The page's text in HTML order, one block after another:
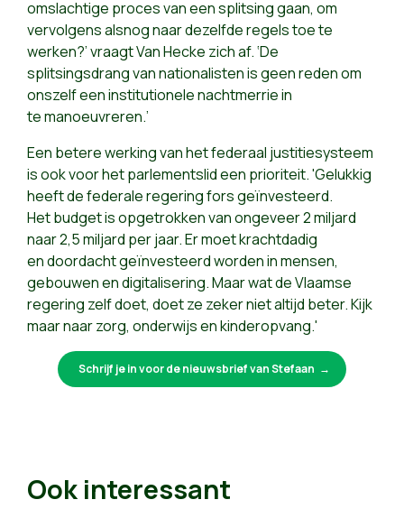
omslachtige proces van een splitsing gaan, om
vervolgens alsnog naar dezelfde regels toe te
werken?’ vraagt Van Hecke zich af. ‘De
splitsingsdrang van nationalisten is geen reden om
onszelf een institutionele nachtmerrie in
te manoeuvreren.’
Een betere werking van het federaal justitiesysteem
is ook voor het parlementslid een prioriteit. 'Gelukkig
heeft de federale regering fors geïnvesteerd.
Het budget is opgetrokken van ongeveer 2 miljard
naar 2,5 miljard per jaar. Er moet krachtdadig
en doordacht geïnvesteerd worden in mensen,
gebouwen en digitalisering. Maar wat de Vlaamse
regering zelf doet, doet ze zeker niet altijd beter. Kijk
maar naar zorg, onderwijs en kinderopvang.'
Schrijf je in voor de nieuwsbrief van Stefaan
Ook interessant